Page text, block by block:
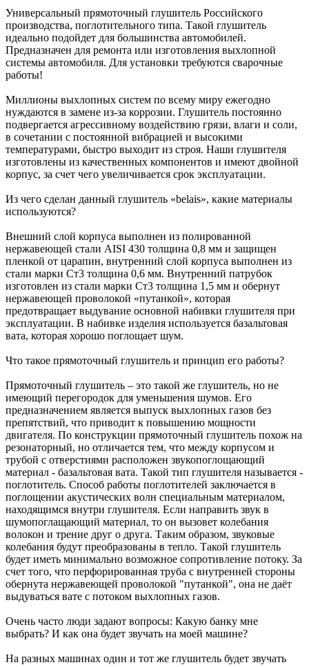
Универсальный прямоточный глушитель Российского
производства, поглотительного типа. Такой глушитель
идеально подойдет для большинства автомобилей.
Предназначен для ремонта или изготовления выхлопной
системы автомобиля. Для установки требуются сварочные
работы!
Миллионы выхлопных систем по всему миру ежегодно
нуждаются в замене из-за коррозии. Глушитель постоянно
подвергается агрессивному воздействию грязи, влаги и соли,
в сочетании с постоянной вибрацией и высокими
температурами, быстро выходит из строя. Наши глушителя
изготовлены из качественных компонентов и имеют двойной
корпус, за счет чего увеличивается срок эксплуатации.
Из чего сделан данный глушитель «belais», какие материалы
используются?
Внешний слой корпуса выполнен из полированной
нержавеющей стали AISI 430 толщина 0,8 мм и защищен
пленкой от царапин, внутренний слой корпуса выполнен из
стали марки Ст3 толщина 0,6 мм. Внутренний патрубок
изготовлен из стали марки Ст3 толщина 1,5 мм и обернут
нержавеющей проволокой «путанкой», которая
предотвращает выдувание основной набивки глушителя при
эксплуатации. В набивке изделия используется базальтовая
вата, которая хорошо поглощает шум.
Что такое прямоточный глушитель и принцип его работы?
Прямоточный глушитель – это такой же глушитель, но не
имеющий перегородок для уменьшения шумов. Его
предназначением является выпуск выхлопных газов без
препятствий, что приводит к повышению мощности
двигателя. По конструкции прямоточный глушитель похож на
резонаторный, но отличается тем, что между корпусом и
трубой с отверстиями расположен звукопоглощающий
материал - базальтовая вата. Такой тип глушителя называется -
поглотитель. Способ работы поглотителей заключается в
поглощении акустических волн специальным материалом,
находящимся внутри глушителя. Если направить звук в
шумопоглащающий материал, то он вызовет колебания
волокон и трение друг о друга. Таким образом, звуковые
колебания будут преобразованы в тепло. Такой глушитель
будет иметь минимально возможное сопротивление потоку. За
счет того, что перфорированная труба с внутренней стороны
обернута нержавеющей проволокой "путанкой", она не даёт
выдуваться вате с потоком выхлопных газов.
Очень часто люди задают вопросы: Какую банку мне
выбрать? И как она будет звучать на моей машине?
На разных машинах один и тот же глушитель будет звучать